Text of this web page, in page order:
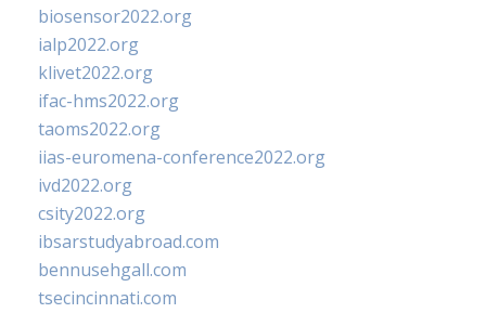
biosensor2022.org
ialp2022.org
klivet2022.org
ifac-hms2022.org
taoms2022.org
iias-euromena-conference2022.org
ivd2022.org
csity2022.org
ibsarstudyabroad.com
bennusehgall.com
tsecincinnati.com